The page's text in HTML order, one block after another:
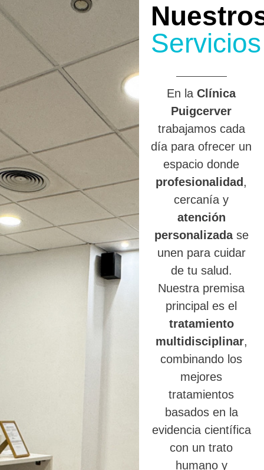
Servicios
En laClínica
Puigcerver
trabajamos cada
día para ofrecer un
espacio donde
profesionalidad ,
cercanía y
atención
personalizadase
unen para cuidar
de tu salud.
Nuestra premisa
principal es el
tratamiento
multidisciplinar,
combinando los
mejores
tratamientos
basados en la
evidencia científica
con un trato
humano y